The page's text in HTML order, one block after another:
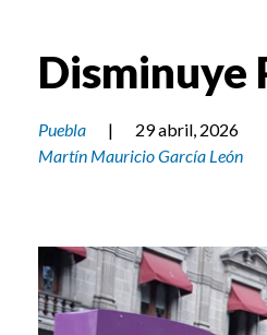
Disminuye
Puebla |
29 abril, 2026
Martín Mauricio García León